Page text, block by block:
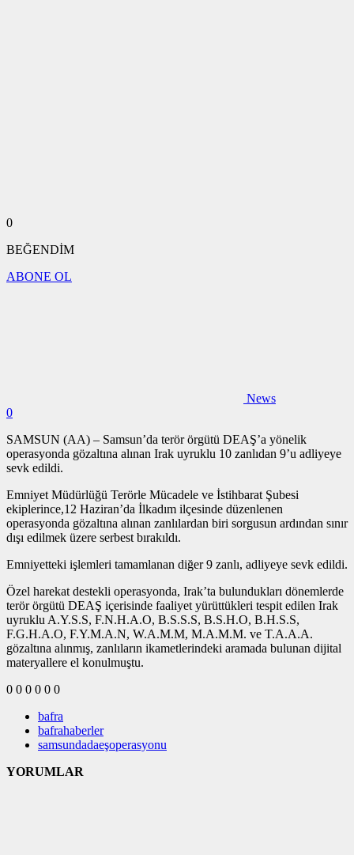
0
BEĞENDİM
ABONE OL
News
0
SAMSUN (AA) – Samsun’da terör örgütü DEAŞ’a yönelik
operasyonda gözaltına alınan Irak uyruklu 10 zanlıdan 9’u adliyeye
sevk edildi.
Emniyet Müdürlüğü Terörle Mücadele ve İstihbarat Şubesi
ekiplerince,12 Haziran’da İlkadım ilçesinde düzenlenen
operasyonda gözaltına alınan zanlılardan biri sorgusun ardından sınır
dışı edilmek üzere serbest bırakıldı.
Emniyetteki işlemleri tamamlanan diğer 9 zanlı, adliyeye sevk edildi.
Özel harekat destekli operasyonda, Irak’ta bulundukları dönemlerde
terör örgütü DEAŞ içerisinde faaliyet yürüttükleri tespit edilen Irak
uyruklu A.Y.S.S, F.N.H.A.O, B.S.S.S, B.S.H.O, B.H.S.S,
F.G.H.A.O, F.Y.M.A.N, W.A.M.M, M.A.M.M. ve T.A.A.A.
gözaltına alınmış, zanlıların ikametlerindeki aramada bulunan dijital
materyallere el konulmuştu.
0 0 0 0 0 0
bafra
bafrahaberler
samsundadaeşoperasyonu
YORUMLAR